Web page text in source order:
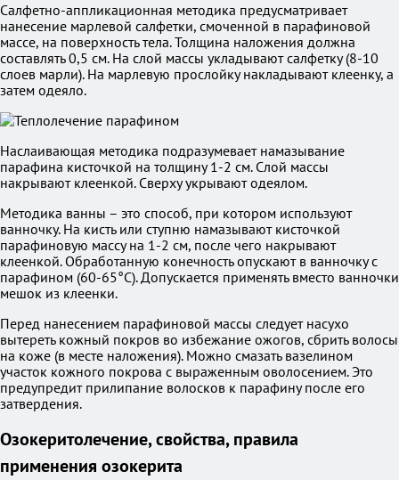
Салфетно-аппликационная методика предусматривает
нанесение марлевой салфетки, смоченной в парафиновой
массе, на поверхность тела. Толщина наложения должна
составлять 0,5 см. На слой массы укладывают салфетку (8-10
слоев марли). На марлевую прослойку накладывают клеенку, а
затем одеяло.
Наслаивающая методика подразумевает намазывание
парафина кисточкой на толщину 1-2 см. Слой массы
накрывают клеенкой. Сверху укрывают одеялом.
Методика ванны – это способ, при котором используют
ванночку. На кисть или ступню намазывают кисточкой
парафиновую массу на 1-2 см, после чего накрывают
клеенкой. Обработанную конечность опускают в ванночку с
парафином (60-65°С). Допускается применять вместо ванночки
мешок из клеенки.
Перед нанесением парафиновой массы следует насухо
вытереть кожный покров во избежание ожогов, сбрить волосы
на коже (в месте наложения). Можно смазать вазелином
участок кожного покрова с выраженным оволосением. Это
предупредит прилипание волосков к парафину после его
затвердения.
Озокеритолечение, свойства, правила
применения озокерита